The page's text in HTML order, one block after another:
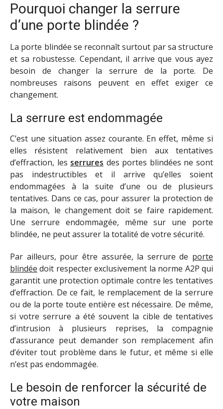
Pourquoi changer la serrure
d’une porte blindée ?
La porte blindée se reconnaît surtout par sa structure
et sa robustesse. Cependant, il arrive que vous ayez
besoin de changer la serrure de la porte. De
nombreuses raisons peuvent en effet exiger ce
changement.
La serrure est endommagée
C’est une situation assez courante. En effet, même si
elles résistent relativement bien aux tentatives
d’effraction, les serrures des portes blindées ne sont
pas indestructibles et il arrive qu’elles soient
endommagées à la suite d’une ou de plusieurs
tentatives. Dans ce cas, pour assurer la protection de
la maison, le changement doit se faire rapidement.
Une serrure endommagée, même sur une porte
blindée, ne peut assurer la totalité de votre sécurité.
Par ailleurs, pour être assurée, la serrure de porte
blindée doit respecter exclusivement la norme A2P qui
garantit une protection optimale contre les tentatives
d’effraction. De ce fait, le remplacement de la serrure
ou de la porte toute entière est nécessaire. De même,
si votre serrure a été souvent la cible de tentatives
d’intrusion à plusieurs reprises, la compagnie
d’assurance peut demander son remplacement afin
d’éviter tout problème dans le futur, et même si elle
n’est pas endommagée.
Le besoin de renforcer la sécurité de
votre maison